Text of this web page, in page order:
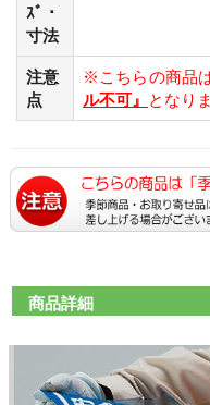
ｽﾞ・
寸法
注意
点
※こちらの商品
ル不可』 となり
商品詳細